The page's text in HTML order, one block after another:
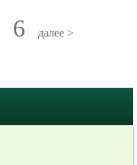
6 далее >